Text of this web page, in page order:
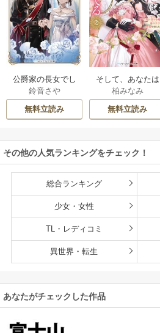
公爵家の長女でし
た
鈴音さや
無料立読み
そして、あなたは
私を捨てる
柏みなみ
無料立読み
その他の人気ランキングをチェック！
総合ランキング
少女・女性
TL・レディコミ
異世界・転生
あなたがチェックした作品